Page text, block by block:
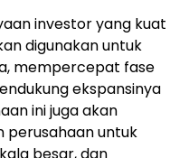
investor yang kuat
digunakan untuk
mempercepat fase
ekspansinya
ini juga akan
perusahaan untuk